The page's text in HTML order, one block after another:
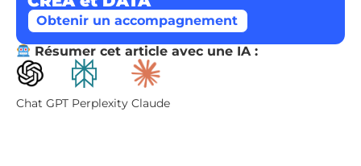
Obtenir un accompagnement
Résumer cet article avec une IA :
Chat GPT Perplexity Claude